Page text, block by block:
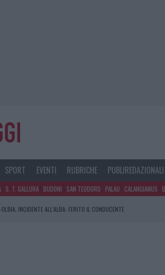
SPORT EVENTI RUBRICHE PUBLIREDAZIONALI
S. T. GALLURA BUDONI SAN TEODORO PALAU CALANGIANUS
INCIDENTE ALL’ALBA: FERITO IL CONDUCENTE
DA JOVANOTTI ALLA ZUPPA GALLURESE: GLI APPUNTAMENTI DA NON
INCARICATI BUSSANO ALLE PORTE